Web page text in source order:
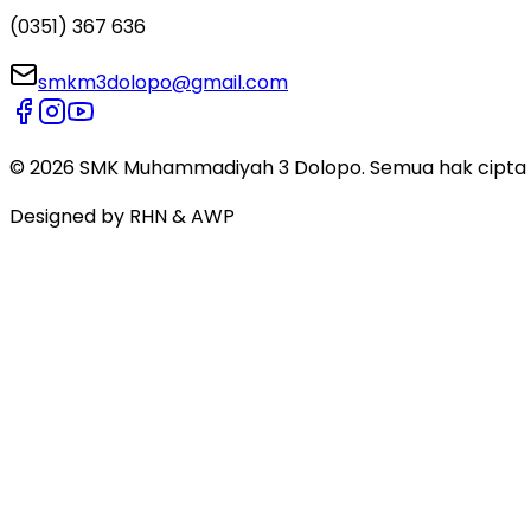
(0351) 367 636
smkm3dolopo@gmail.com
©2026SMK Muhammadiyah 3 Dolopo. Semua hak cipta
Designed by RHN & AWP